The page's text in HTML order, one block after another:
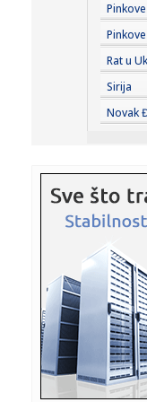
15:35:
svim
15:35:
za...
15:35:
15:29:
cifre ...
15:27:
atomskog
15:20:У
15:20:
15:17:
Rat u
Sirija
Novak